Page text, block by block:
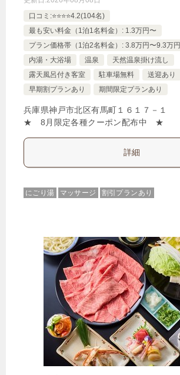
口コミ:⭐️⭐️⭐️⭐️4.2(104名)
最も安い料金（1泊1名料金）: 1.3万円〜
プラン価格帯（1泊2名料金）: 3.8万円〜9.3万円
内湯・大浴場
温泉
天然温泉掛け流し
露天風呂付き客室
駐車場無料
送迎あり
早期割プランあり
期間限定プランあり
兵庫県神戸市北区有馬町１６１７－１
★ 8月限定各種クーポン配布中 ★
詳細
にごり湯 マッサージ 割引プランあり